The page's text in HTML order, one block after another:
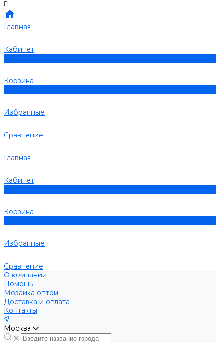
Главная
Кабинет
Корзина
Избранные
Сравнение
Главная
Кабинет
Корзина
Избранные
Сравнение
О компании
Помощь
Мозаика оптом
Доставка и оплата
Контакты
Москва